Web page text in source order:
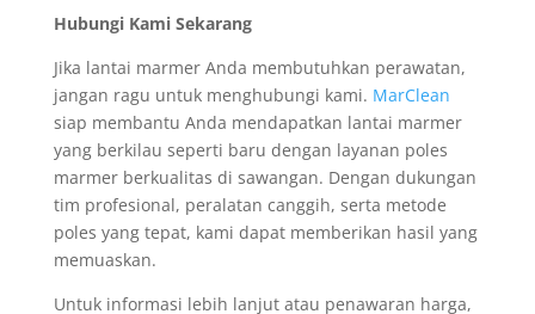
Hubungi Kami Sekarang
Jika lantai marmer Anda membutuhkan perawatan,
jangan ragu untuk menghubungi kami. MarClean
siap membantu Anda mendapatkan lantai marmer
yang berkilau seperti baru dengan layanan poles
marmer berkualitas di sawangan. Dengan dukungan
tim profesional, peralatan canggih, serta metode
poles yang tepat, kami dapat memberikan hasil yang
memuaskan.
Untuk informasi lebih lanjut atau penawaran harga,